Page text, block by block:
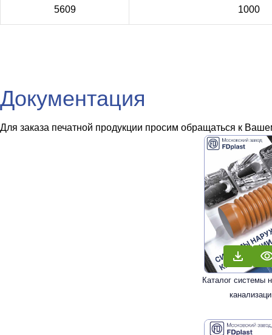
5609 1000
Документация
Для заказа печатной продукции просим обращаться к
Каталог системы